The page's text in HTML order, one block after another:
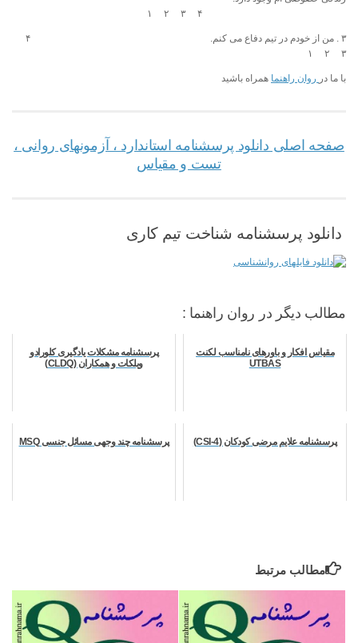
۳ ۲ ۱
با ما در روان راهنما همراه باشید
صفحه اصلی دانلود پرسشنامه استاندارد ، آزمونهای روانی ،
تست و مقیاس
دانلود پرسشنامه شناخت تیم کاری
مطالب دیگر در روان راهنما :
مقیاس افکار و باورهای نامناسب لکنت
UTBAS
پرسشنامه مشکلات یادگیری کلورادو
ویلکات و همکاران (CLDQ)
پرسشنامه علایم مرضی کودکان (CSI-4) پرسشنامه چند وجهی مسائل جنسی MSQ
مطالب مرتبط